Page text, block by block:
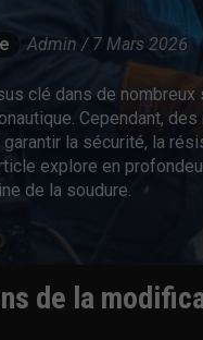
Admin / 7 Mars 2026
clé dans de
Cependant,
la sécurité, la
explore en
de la soudure.
de la